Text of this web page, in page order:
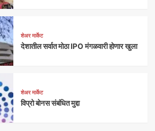
शेअर मार्केट
देशातील सर्वात मोठा IPO मंगळवारी होणार खुला
शेअर मार्केट
विप्रो बोनस संबंधित मुद्दा